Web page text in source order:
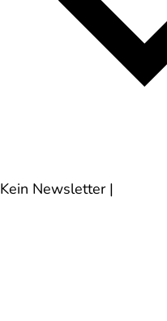
Kein Newsletter |